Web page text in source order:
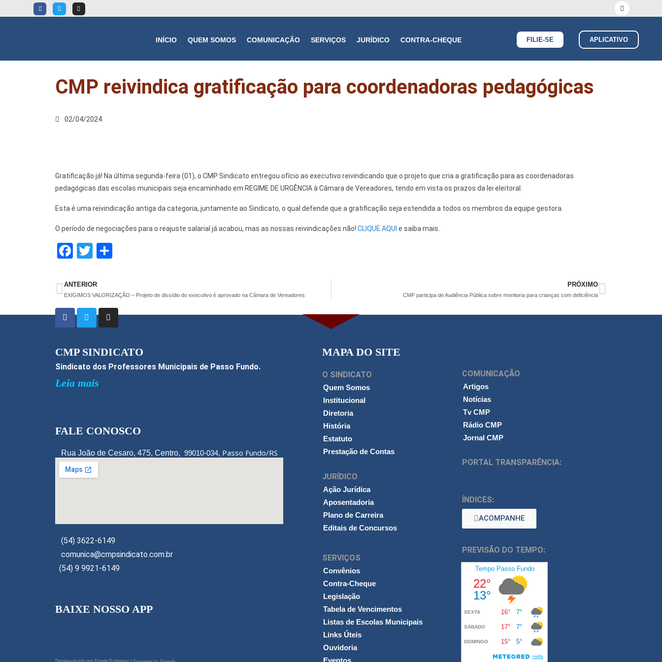
INÍCIO QUEM SOMOS COMUNICAÇÃO SERVIÇOS JURÍDICO CONTRA-CHEQUE FILIE-SE APLICATIVO
CMP reivindica gratificação para coordenadoras pedagógicas
02/04/2024
Gratificação já! Na última segunda-feira (01), o CMP Sindicato entregou ofício ao executivo reivindicando que o projeto que cria a gratificação para as coordenadoras
pedagógicas das escolas municipais seja encaminhado em REGIME DE URGÊNCIA à Câmara de Vereadores, tendo em vista os prazos da lei eleitoral.
Esta é uma reivindicação antiga da categoria, juntamente ao Sindicato, o qual defende que a gratificação seja estendida a todos os membros da equipe gestora.
O período de negociações para o reajuste salarial já acabou, mas as nossas reivindicações não! CLIQUE AQUI e saiba mais.
F
ce
b
o
o
k
T
tt
er e
ANTERIOR
EXIGIMOS VALORIZAÇÃO – Projeto de dissídio do executivo é aprovado na Câmara de Vereadores
PRÓXIMO
CMP participa de Audiência Pública sobre monitoria para crianças com deficiência
CMP SINDICATO
Sindicato dos Professores Municipais de Passo Fundo.
Leia mais
FALE CONOSCO
Rua João de Cesaro, 475, Centro, 99010-034, Passo Fundo/RS
(54) 3622-6149
comunica@cmpsindicato.com.br
(54) 9 9921-6149
BAIXE NOSSO APP
MAPA DO SITE
O SINDICATO
Quem Somos
Institucional
Diretoria
História
Estatuto
Prestação de Contas
JURÍDICO
Ação Jurídica
Aposentadoria
Plano de Carreira
Editais de Concursos
SERVIÇOS
Convênios
Contra-Cheque
Legislação
Tabela de Vencimentos
Listas de Escolas Municipais
Links Úteis
Ouvidoria
Eventos
COMUNICAÇÃO
Artigos
Notícias
Tv CMP
Rádio CMP
Jornal CMP
PORTAL TRANSPARÊNCIA:
ÍNDICES:
ACOMPANHE
PREVISÃO DO TEMPO: